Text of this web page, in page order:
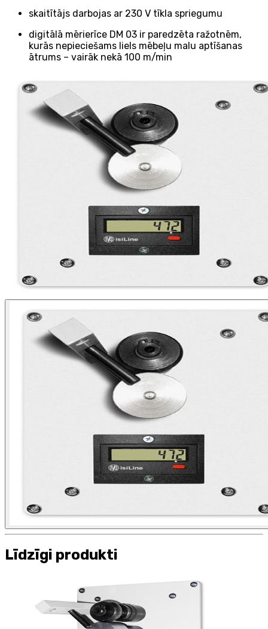
skaitītājs darbojas ar 230 V tīkla spriegumu
digitālā mērierīce DM 03 ir paredzēta ražotnēm,
kurās nepieciešams liels mēbeļu malu aptīšanas
ātrums – vairāk nekā 100 m/min
Līdzīgi produkti